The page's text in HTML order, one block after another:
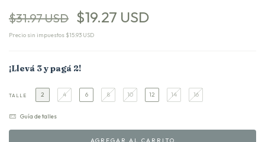
$31.97 USD $19.27 USD
Precio sin impuestos $15.93 USD
¡Llevá 3 y pagá 2!
TALLE 2 4 6 8 10 12 14 16
Guía de talles